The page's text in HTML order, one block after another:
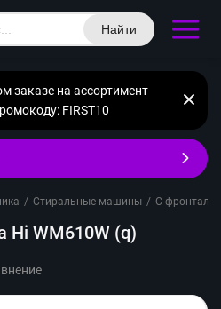
Найти
заказе на ассортимент
FIRST10
/ Стиральные машины / С
Hi WM610W (q)